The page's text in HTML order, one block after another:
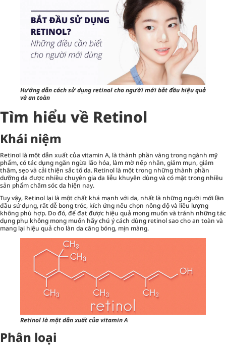
Hướng dẫn cách sử dụng retinol cho người mới bắt đầu hiệu quả
và an toàn
Tìm hiểu về Retinol
Khái niệm
Retinol là một dẫn xuất của vitamin A, là thành phần vàng trong ngành mỹ
phẩm, có tác dụng ngăn ngừa lão hóa, làm mờ nếp nhăn, giảm mụn, giảm
thâm, sẹo và cải thiện sắc tố da. Retinol là một trong những thành phần
dưỡng da được nhiều chuyên gia da liễu khuyên dùng và có mặt trong nhiều
sản phẩmchăm sóc da hiện nay.
Tuy vậy, Retinol lại là một chất khá mạnh với da, nhất là những người mới lần
đầu sử dụng, rất dễ bong tróc, kích ứng nếu chọn nồng độ và liều lượng
không phù hợp. Do đó, để đạt được hiệu quả mong muốn và tránh những tác
dụng phụ không mong muốn hãy chú ý cách dùng retinol sao cho an toàn và
mang lại hiệu quả cho làn da căng bóng, mịn màng.
Retinol là một dẫn xuất của vitamin A
Phân loại